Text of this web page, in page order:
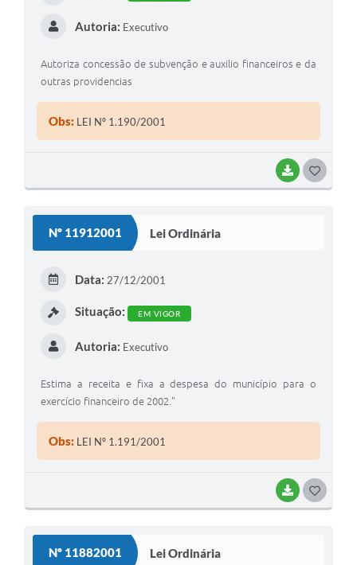
BAIXAR
Autoria: Executivo
Autoriza concessão de subvenção e auxilio financeiros e da
outras providencias
Obs: LEI Nº 1.190/2001
Nº 11912001 Lei Ordinária
BAIXAR
Data: 27/12/2001
Situação: EM VIGOR
Autoria: Executivo
Estima a receita e fixa a despesa do município para o
exercício financeiro de 2002."
Obs: LEI Nº 1.191/2001
Nº 11882001 Lei Ordinária